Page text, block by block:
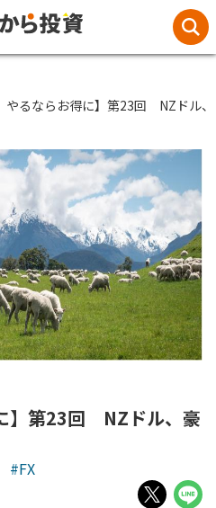
るならお得に】第23回 NZドル、
】第23回 NZドル、豪
#FX